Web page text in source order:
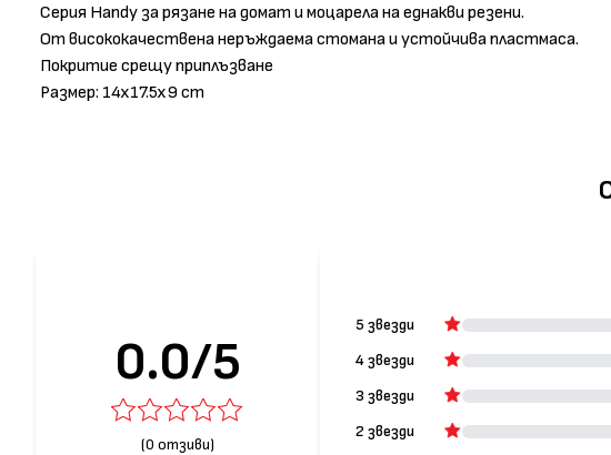
Серия Handy за рязане на домат и моцарела на еднакви резени.
От висококачествена неръждаема стомана и устойчива пластмаса.
Покритие срещу приплъзване
Размер: 14х17.5х9 cm
0.0/5
(0 отзиви)
5 звезди
4 звезди
3 звезди
2 звезди